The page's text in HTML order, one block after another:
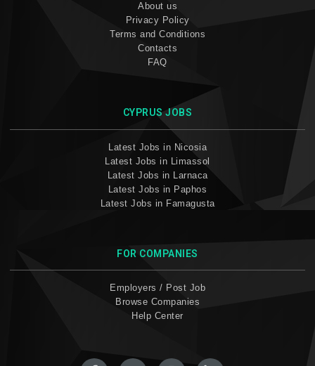
About us
Privacy Policy
Terms and Conditions
Contacts
FAQ
CYPRUS JOBS
Latest Jobs in Nicosia
Latest Jobs in Limassol
Latest Jobs in Larnaca
Latest Jobs in Paphos
Latest Jobs in Famagusta
FOR COMPANIES
Employers / Post Job
Browse Companies
Help Center